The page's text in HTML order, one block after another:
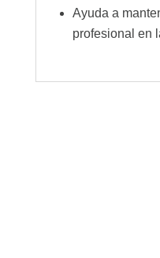
Ayuda a
profesional en